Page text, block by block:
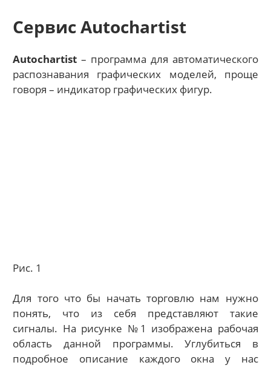
Сервис Autochartist
Autochartist – программа для автоматического
распознавания графических моделей, проще
говоря – индикатор графических фигур.
Рис. 1
Для того что бы начать торговлю нам нужно
понять, что из себя представляют такие
сигналы. На рисунке №1 изображена рабочая
область данной программы. Углубиться в
подробное описание каждого окна у нас